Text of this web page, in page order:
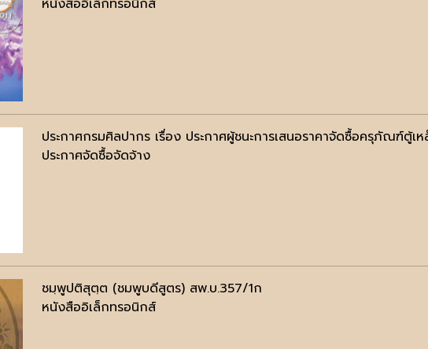
หนังสืออิเล็กทรอนิกส์
ประกาศกรมศิลปากร เรื่อง ประกาศผู้ชนะการเสนอราคาจัดซื้อครุภัณฑ์ตู้เห
ประกาศจัดซื้อจัดจ้าง
ชมฺพูปติสุตฺต (ชมพูบดีสูตร) สพ.บ.357/1ก
หนังสืออิเล็กทรอนิกส์